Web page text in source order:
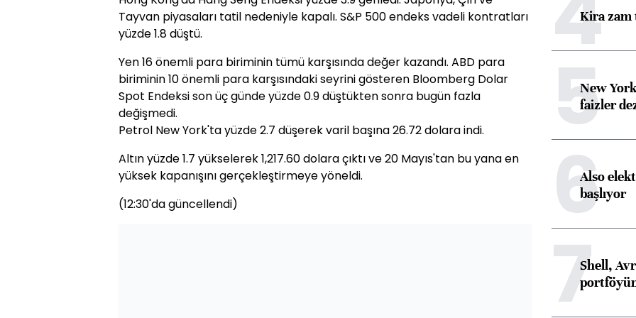
Tayvan piyasaları tatil nedeniyle kapalı. S&P 500 endeks vadeli kontratları
yüzde 1.8 düştü.
Yen 16 önemli para biriminin tümü karşısında değer kazandı. ABD para
biriminin 10 önemli para karşısındaki seyrini gösteren Bloomberg Dolar
Spot Endeksi son üç günde yüzde 0.9 düştükten sonra bugün fazla
değişmedi.
Petrol New York'ta yüzde 2.7 düşerek varil başına 26.72 dolara indi.
Altın yüzde 1.7 yükselerek 1,217.60 dolara çıktı ve 20 Mayıs'tan bu yana en
yüksek kapanışını gerçekleştirmeye yöneldi.
(12:30'da güncellendi)
Kira zam
5
New
faizler
6
Also
başlıyor
7Shell,